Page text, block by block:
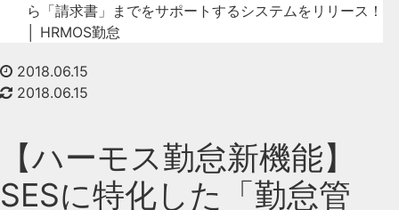
ら「請求書」までをサポートするシステムをリリース！
│ HRMOS勤怠
2018.06.15
2018.06.15
【ハーモス勤怠新機能】
SESに特化した「勤怠管